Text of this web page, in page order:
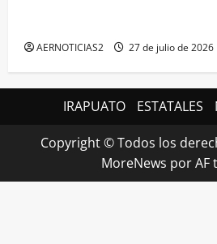
AERNOTICIAS2 27 de julio de 2026
IRAPUATO ESTATALES
Copyright © Todos los
MoreNews por AF